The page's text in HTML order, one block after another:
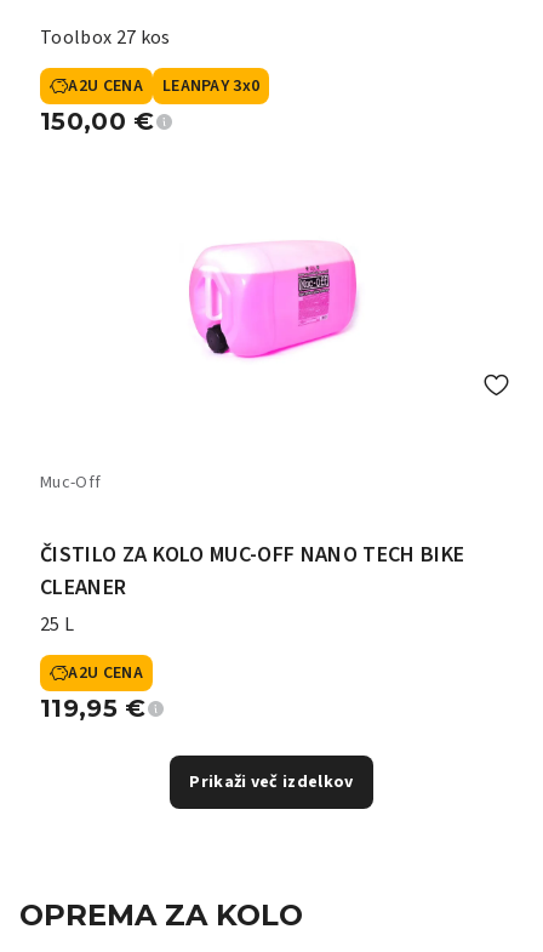
Toolbox 27 kos
A2U CENA LEANPAY 3x0
150,00 €
Muc-Off
ČISTILO ZA KOLO MUC-OFF NANO TECH BIKE
CLEANER
25 L
A2U CENA
119,95 €
Prikaži več izdelkov
OPREMA ZA KOLO